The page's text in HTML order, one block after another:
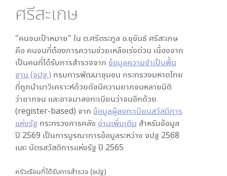
ศรีสะเกษ
"คนจนเป้าหมาย" ใน ต.ศรีตระกูล อ.ขุขันธ์ ศรีสะเกษ
คือ คนจนที่ต้องการความช่วยเหลือเร่งด่วน เนื่องจาก
เป็นคนที่ได้รับการสำรวจจาก ข้อมูลความจำเป็นพื้น
ฐาน (จปฐ.) กรมการพัฒนาชุมชน กระทรวงมหาดไทย
ที่ถูกนำมาวิเคราะห์ด้วยดัชนีความยากจนหลายมิติ
ว่ายากจน และอาจมาลงทะเบียนว่าจนอีกด้วย
(register-based) จาก ข้อมูลผู้ลงทะเบียนสวัสดิการ
แห่งรัฐ กระทรวงการคลัง อ่านเพิ่มเติม สำหรับข้อมูล
ปี 2569 เป็นการบูรณาการข้อมูลระหว่าง จปฐ 2568
และ บัตรสวัสดิการแห่งรัฐ ปี 2565
ครัวเรือนที่ได้รับการสำรวจ (จปฐ)